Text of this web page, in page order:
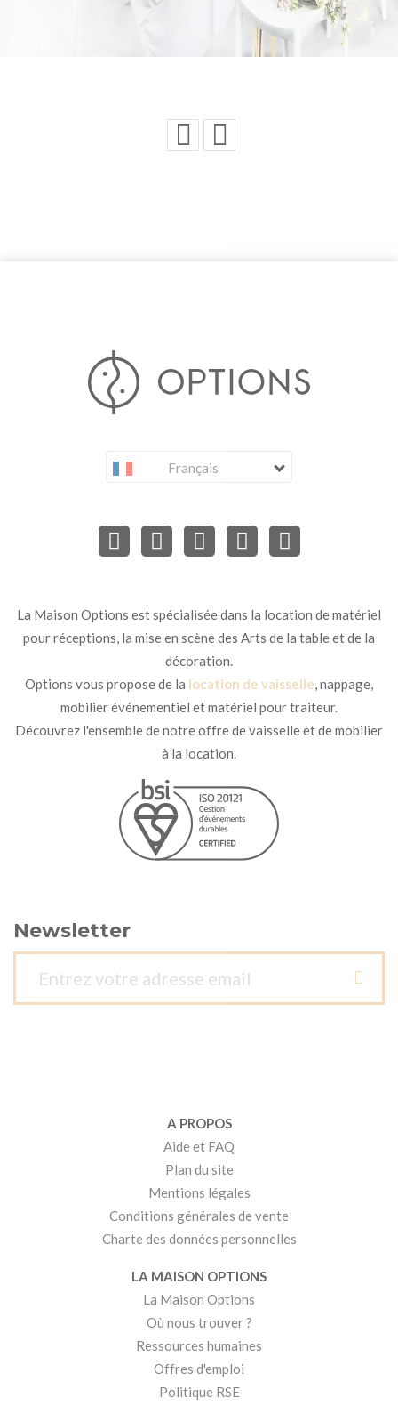
Français
La Maison Options est spécialisée dans la location de matériel
pour réceptions, la mise en scène des Arts de la table et de la
décoration.
Options vous propose de la location de vaisselle, nappage,
mobilier événementiel et matériel pour traiteur.
Découvrez l'ensemble de notre offre de vaisselle et de mobilier
à la location.
Newsletter
A PROPOS
Aide et FAQ
Plan du site
Mentions légales
Conditions générales de vente
Charte des données personnelles
LA MAISON OPTIONS
La Maison Options
Où nous trouver ?
Ressources humaines
Offres d'emploi
Politique RSE